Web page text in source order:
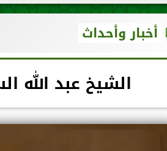
أخبار وأحداث
الشيخ عبد الله